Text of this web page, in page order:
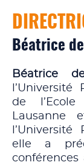
Béatrice
Béatrice
de l’Ecole
Lausanne
l’Université
elle a
conférences